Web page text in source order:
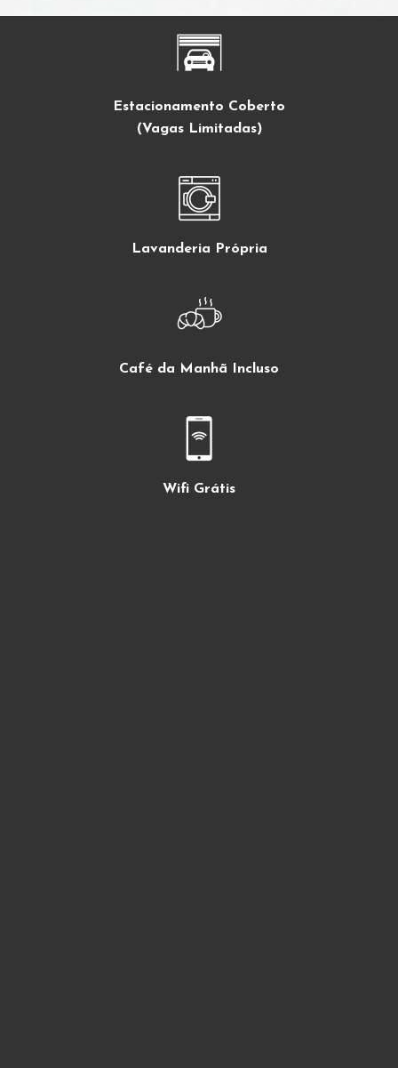
Estacionamento Coberto
(Vagas Limitadas)
Lavanderia Própria
Café da Manhã Incluso
Wifi Grátis